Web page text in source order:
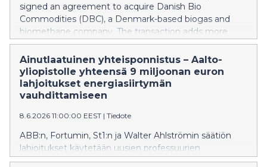
signed an agreement to acquire Danish Bio
Commodities (DBC), a Denmark-based biogas and
biomethane company. The transaction adds more
than 350 GWh of production capacity and
approximately 900 GWh in the development pipeline,
establishes St1 Biokraft in Denmark and marks an
important step in the company’s Nordic growth
journey.
Ainutlaatuinen yhteisponnistus – Aalto-
yliopistolle yhteensä 9 miljoonan euron
lahjoitukset energiasiirtymän
vauhdittamiseen
8.6.2026 11:00:00 EEST | Tiedote
ABB:n, Fortumin, St1:n ja Walter Ahlströmin säätiön
lahjoitukset käytetään uusien professuurien
perustamiseen. Samalla lahjoitukset tukevat Aalto-